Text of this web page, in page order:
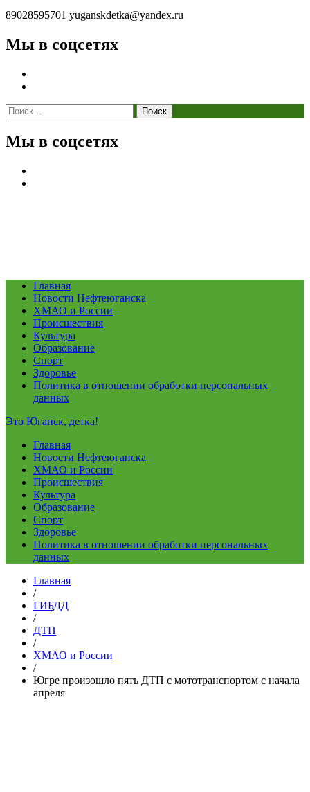
89028595701 yuganskdetka@yandex.ru
Мы в соцсетях
Найти:
Мы в соцсетях
Главная
Новости Нефтеюганска
ХМАО и России
Происшествия
Культура
Образование
Спорт
Здоровье
Политика в отношении обработки персональных
данных
Это Юганск, детка!
Главная
Новости Нефтеюганска
ХМАО и России
Происшествия
Культура
Образование
Спорт
Здоровье
Политика в отношении обработки персональных
данных
Главная
/
ГИБДД
/
ДТП
/
ХМАО и России
/
Югре произошло пять ДТП с мототранспортом с начала
апреля